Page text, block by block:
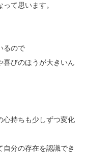
て思います。
るので
喜びのほうが大きいん
心持ちも少しずつ変化
分の存在を認識でき